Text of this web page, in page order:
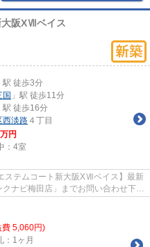
大阪XⅦベイス
駅 徒歩3分
国 」駅 徒歩11分
駅 徒歩16分
西淡路 ４丁目
万円
： 4室
ステムコート新大阪XⅦベイス】最新
ナビ梅田店」までお問い合わせ下さ
費 5,060円)
：1ヶ月